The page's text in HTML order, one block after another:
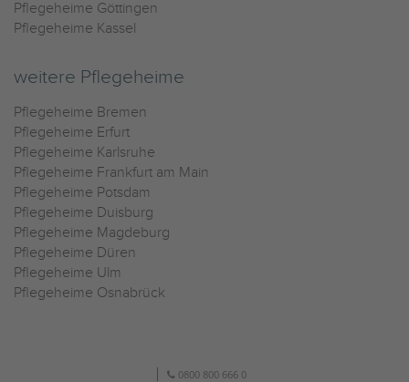
Pflegeheime Göttingen
Pflegeheime Kassel
weitere Pflegeheime
Pflegeheime Bremen
Pflegeheime Erfurt
Pflegeheime Karlsruhe
Pflegeheime Frankfurt am Main
Pflegeheime Potsdam
Pflegeheime Duisburg
Pflegeheime Magdeburg
Pflegeheime Düren
Pflegeheime Ulm
Pflegeheime Osnabrück
0800 800 666 0